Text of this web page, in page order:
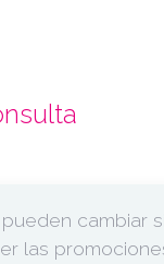
cambiar
las